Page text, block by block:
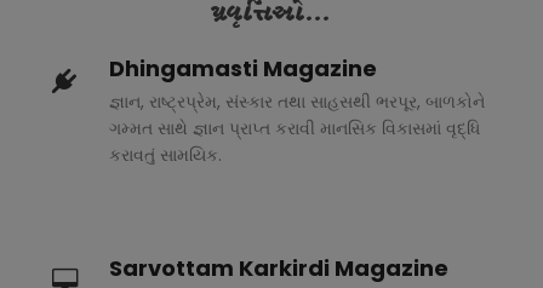
પ્રવૃત્તિઓ...
Dhingamasti Magazine
જ્ઞાન, રાષ્ટ્રપ્રેમ, સંસ્કાર તથા સાહસથી ભરપૂર, બાળકોને
ગમ્મત સાથે જ્ઞાન પ્રાપ્ત કરાવી માનસિક વિકાસમાં વૃદ્ધિ
કરાવતું સામયિક.
Sarvottam Karkirdi Magazine